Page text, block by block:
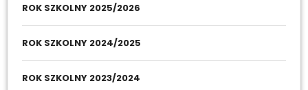
ROK SZKOLNY 2025/2026
ROK SZKOLNY 2024/2025
ROK SZKOLNY 2023/2024